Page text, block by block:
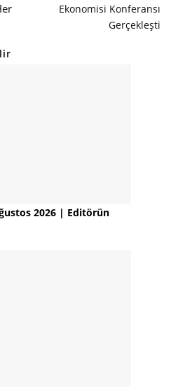
Ekonomisi Konferansı
Gerçekleşti
2026 | Editörün